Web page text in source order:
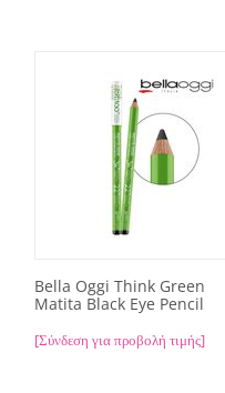
Bella Oggi Think Green
Matita Black Eye Pencil
[Σύνδεση για προβολή τιμής]